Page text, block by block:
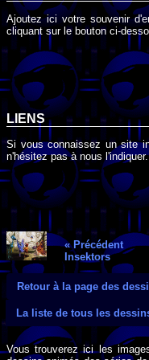
Ajoutez ici votre souvenir
cliquant sur le bouton ci-
LIENS
Si vous connaissez un site
n'hésitez pas à nous l'indiquer.
« Précédent
Insektors
Retour à la page des
La liste de tous les
Vous trouverez ici les